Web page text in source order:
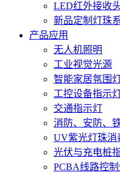
LED红外接收
新品定制灯珠
产品应用
无人机照明
工业视觉光源
智能家居氛围
工控设备指示
交通指示灯
消防、安防、
UV紫光灯珠消
光伏与充电桩
PCBA线路控